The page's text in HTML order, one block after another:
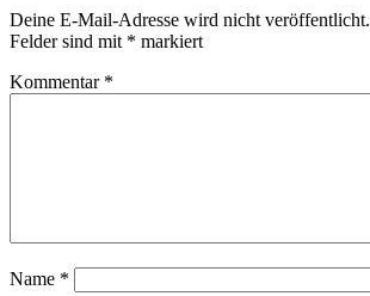
Deine E-Mail-Adresse wird nicht veröffentlicht.
Felder sind mit * markiert
Kommentar *
Name *